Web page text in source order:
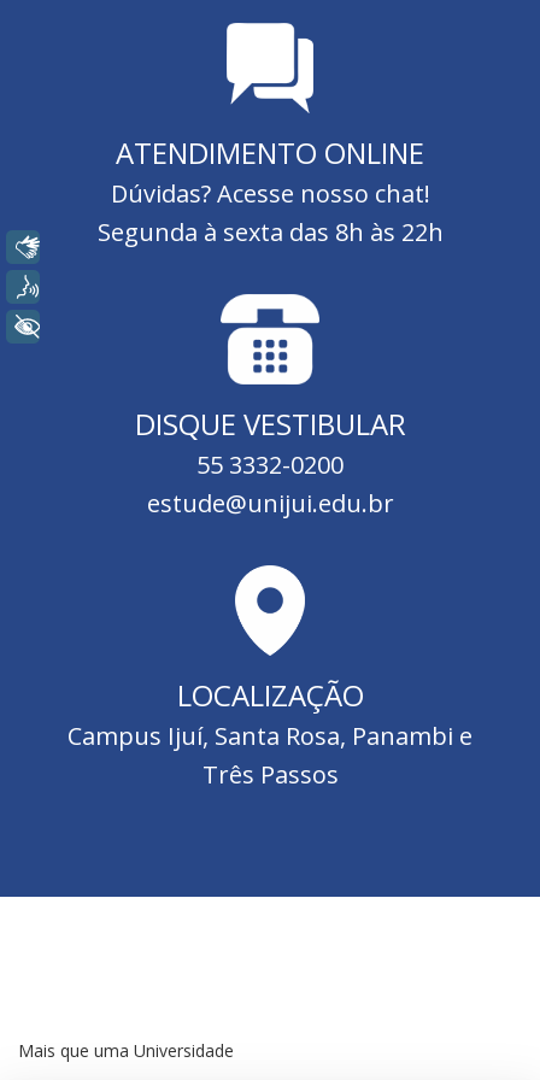
ATENDIMENTO ONLINE
Dúvidas?Acesse nosso chat!
Segunda à sexta das 8h às 22h
DISQUE VESTIBULAR
55 3332-0200
estude@unijui.edu.br
LOCALIZAÇÃO
Campus Ijuí, Santa Rosa, Panambi e
Três Passos
Mais que uma Universidade
Libras
+ Acessibilidade